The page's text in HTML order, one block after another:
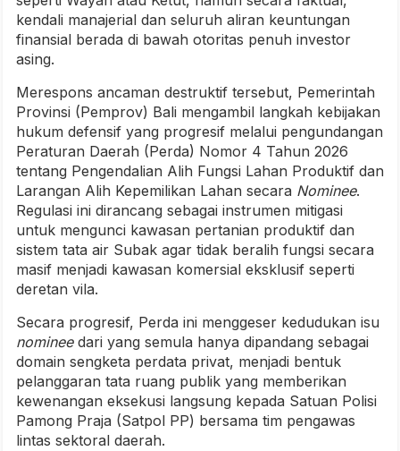
kendali manajerial dan seluruh aliran keuntungan
finansial berada di bawah otoritas penuh investor
asing.
Merespons ancaman destruktif tersebut, Pemerintah
Provinsi (Pemprov) Bali mengambil langkah kebijakan
hukum defensif yang progresif melalui pengundangan
Peraturan Daerah (Perda) Nomor 4 Tahun 2026
tentang Pengendalian Alih Fungsi Lahan Produktif dan
Larangan Alih Kepemilikan Lahan secara Nominee.
Regulasi ini dirancang sebagai instrumen mitigasi
untuk mengunci kawasan pertanian produktif dan
sistem tata air Subak agar tidak beralih fungsi secara
masif menjadi kawasan komersial eksklusif seperti
deretan vila.
Secara progresif, Perda ini menggeser kedudukan isu
nomineedari yang semula hanya dipandang sebagai
domain sengketa perdata privat, menjadi bentuk
pelanggaran tata ruang publik yang memberikan
kewenangan eksekusi langsung kepada Satuan Polisi
Pamong Praja (Satpol PP) bersama tim pengawas
lintas sektoral daerah.